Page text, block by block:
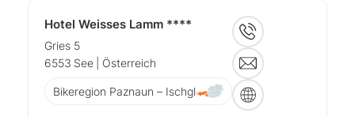
Hotel Weisses Lamm ****
Gries 5
6553 See | Österreich
Bikeregion Paznaun – Ischgl